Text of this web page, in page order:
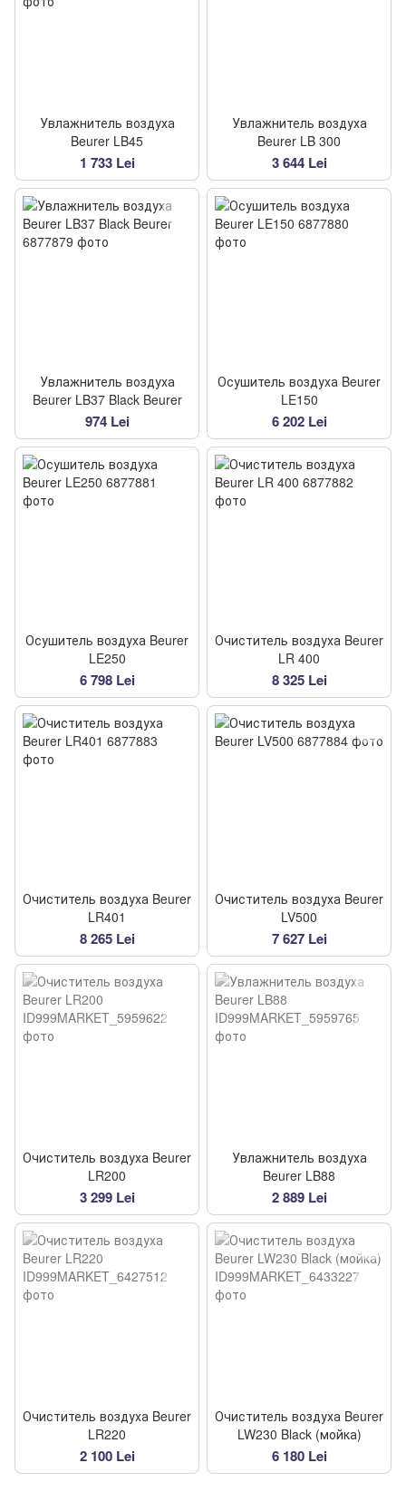
Увлажнитель воздуха
Beurer LB45
1 733 Lei
Увлажнитель воздуха
Beurer LB 300
3 644 Lei
Увлажнитель воздуха
Beurer LB37 Black Beurer
974 Lei
Осушитель воздуха Beurer
LE150
6 202 Lei
Осушитель воздуха Beurer
LE250
6 798 Lei
Очиститель воздуха Beurer
LR 400
8 325 Lei
Очиститель воздуха Beurer
LR401
8 265 Lei
Очиститель воздуха Beurer
LV500
7 627 Lei
Очиститель воздуха Beurer
LR200
3 299 Lei
Увлажнитель воздуха
Beurer LB88
2 889 Lei
Очиститель воздуха Beurer
LR220
2 100 Lei
Очиститель воздуха Beurer
LW230 Black (мойка)
6 180 Lei